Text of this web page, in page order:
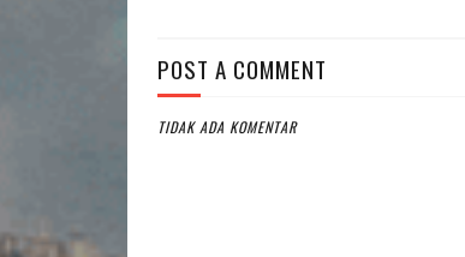
POST A COMMENT
TIDAK ADA KOMENTAR